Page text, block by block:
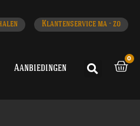
Klantenservice ma - zo
Aanbiedingen
0